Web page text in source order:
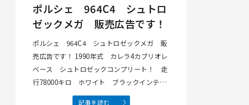
ポルシェ 964C4 シュトロ
ゼックメガ 販売広告です！
ポルシェ 964C4 シュトロゼックメガ 販
売広告です！ 1990年式 カレラ4カブリオレ
ベース シュトロゼックコンプリート！ 走
行78000キロ ホワイト ブラックインテリ
ア 新車並行車！！ グッドコンディション！
記事を読む